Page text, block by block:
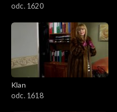
odc. 1620
Klan
odc. 1618